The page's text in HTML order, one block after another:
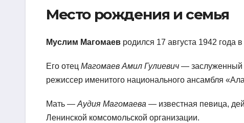
Место рождения и семья
Муслим Магомаев родился 17 августа 1942 года
Его отец Магомаев Амил Гулиевич — заслуженный
режиссер именитого национального ансамбля
Мать — Аудия Магомаева — известная певица,
Ленинской комсомольской организации.